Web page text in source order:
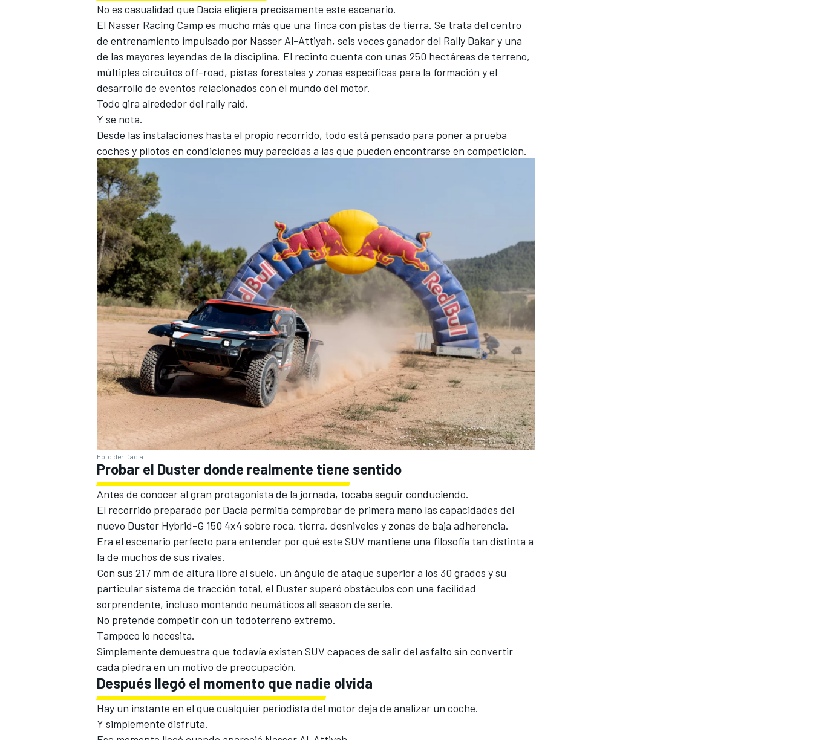
No es casualidad que Dacia eligiera precisamente este escenario.
El Nasser Racing Camp es mucho más que una finca con pistas de tierra. Se trata del centro
de entrenamiento impulsado por Nasser Al-Attiyah, seis veces ganador del Rally Dakar y una
de las mayores leyendas de la disciplina. El recinto cuenta con unas 250 hectáreas de terreno,
múltiples circuitos off-road, pistas forestales y zonas específicas para la formación y el
desarrollo de eventos relacionados con el mundo del motor.
Todo gira alrededor del rally raid.
Y se nota.
Desde las instalaciones hasta el propio recorrido, todo está pensado para poner a prueba
coches y pilotos en condiciones muy parecidas a las que pueden encontrarse en competición.
Foto de: Dacia
Probar el Duster donde realmente tiene sentido
Antes de conocer al gran protagonista de la jornada, tocaba seguir conduciendo.
El recorrido preparado por Dacia permitía comprobar de primera mano las capacidades del
nuevo Duster Hybrid-G 150 4x4 sobre roca, tierra, desniveles y zonas de baja adherencia.
Era el escenario perfecto para entender por qué este SUV mantiene una filosofía tan distinta a
la de muchos de sus rivales.
Con sus 217 mm de altura libre al suelo, un ángulo de ataque superior a los 30 grados y su
particular sistema de tracción total, el Duster superó obstáculos con una facilidad
sorprendente, incluso montando neumáticos all season de serie.
No pretende competir con un todoterreno extremo.
Tampoco lo necesita.
Simplemente demuestra que todavía existen SUV capaces de salir del asfalto sin convertir
cada piedra en un motivo de preocupación.
Después llegó el momento que nadie olvida
Hay un instante en el que cualquier periodista del motor deja de analizar un coche.
Y simplemente disfruta.